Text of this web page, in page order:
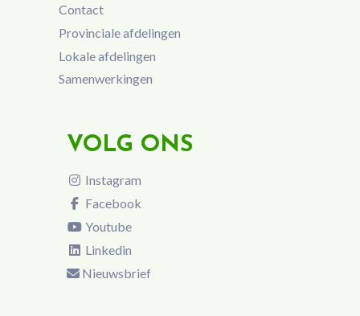
Contact
Provinciale afdelingen
Lokale afdelingen
Samenwerkingen
VOLG ONS
Instagram
Facebook
Youtube
Linkedin
Nieuwsbrief